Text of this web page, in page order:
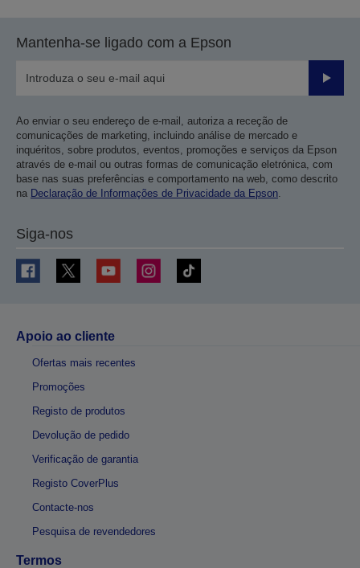
Mantenha-se ligado com a Epson
Enviar
Ao enviar o seu endereço de e-mail, autoriza a receção de
comunicações de marketing, incluindo análise de mercado e
inquéritos, sobre produtos, eventos, promoções e serviços da Epson
através de e-mail ou outras formas de comunicação eletrónica, com
base nas suas preferências e comportamento na web, como descrito
na Declaração de Informações de Privacidade da Epson
Siga-nos
Apoio ao cliente
Ofertas mais recentes
Promoções
Registo de produtos
Devolução de pedido
Verificação de garantia
Registo CoverPlus
Contacte-nos
Pesquisa de revendedores
Termos